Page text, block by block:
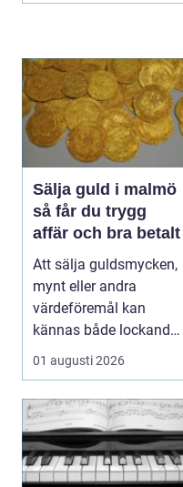
Sälja guld i malmö
så får du trygg
affär och bra betalt
Att sälja guldsmycken,
mynt eller andra
värdeföremål kan
kännas både lockande
och osäkert på samma
01 augusti 2026